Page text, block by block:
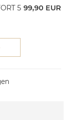
5 99,90 EUR